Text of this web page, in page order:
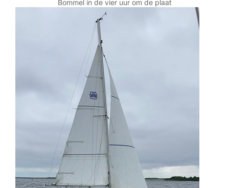
Bommel in de vier uur om de plaat